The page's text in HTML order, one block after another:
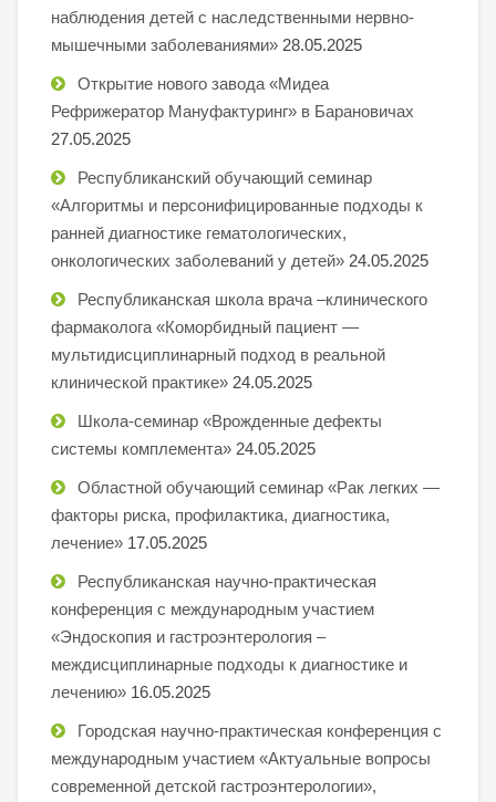
наблюдения детей с наследственными нервно-
мышечными заболеваниями» 28.05.2025
Открытие нового завода «Мидеа
Рефрижератор Мануфактуринг» в Барановичах
27.05.2025
Республиканский обучающий семинар
«Алгоритмы и персонифицированные подходы к
ранней диагностике гематологических,
онкологических заболеваний у детей» 24.05.2025
Республиканская школа врача –клинического
фармаколога «Коморбидный пациент —
мультидисциплинарный подход в реальной
клинической практике» 24.05.2025
Школа-семинар «Врожденные дефекты
системы комплемента» 24.05.2025
Областной обучающий семинар «Рак легких —
факторы риска, профилактика, диагностика,
лечение» 17.05.2025
Республиканская научно-практическая
конференция с международным участием
«Эндоскопия и гастроэнтерология –
междисциплинарные подходы к диагностике и
лечению» 16.05.2025
Городская научно-практическая конференция с
международным участием «Актуальные вопросы
современной детской гастроэнтерологии»,